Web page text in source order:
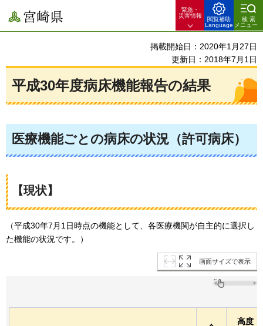
宮崎県
緊急・
災害情報
閲覧補助
Language
検索
メニュー
掲載開始日：2020年1月27日
更新日：2018年7月1日
平成30年度病床機能報告の結果
医療機能ごとの病床の状況（許可病床）
【現状】
（平成30年7月1日時点の機能として、各医療機関が自主的に選択し
た機能の状況です。）
画面サイズで表示
高度